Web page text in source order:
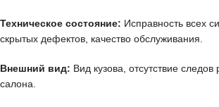
Техническое состояние: Исправность всех
скрытых дефектов, качество обслуживания.
Внешний вид: Вид кузова, отсутствие
салона.